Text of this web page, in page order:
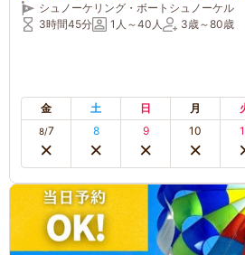
最大クルーザー【ファミリー、カップ
ら車で約３０分の港集合
シュノーケリング・ボートシュノーケル
3時間45分
1人～40人 3歳～80歳
金 土 日 月
8/7 8 9 10